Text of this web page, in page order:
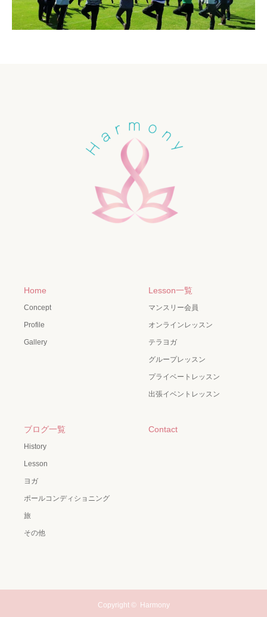
Home
Concept
Profile
Gallery
Lesson一覧
マンスリー会員
オンラインレッスン
テラヨガ
グループレッスン
プライベートレッスン
出張イベントレッスン
ブログ一覧
History
Lesson
ヨガ
ポールコンディショニング
旅
その他
Contact
Copyright © Harmony